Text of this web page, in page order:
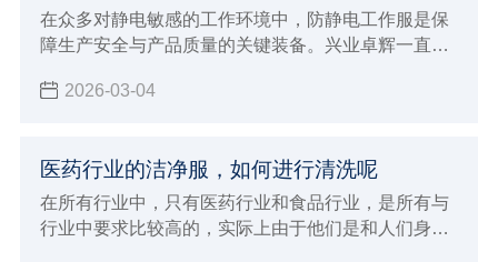
在众多对静电敏感的工作环境中，防静电工作服是保
障生产安全与产品质量的关键装备。兴业卓辉一直致
家详细介绍防静电工作服的正确穿戴方法及其重要意
2026-03-04
医药行业的洁净服，如何进行清洗呢
在所有行业中，只有医药行业和食品行业，是所有与
行业中要求比较高的，实际上由于他们是和人们身体